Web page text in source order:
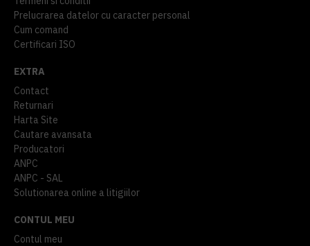
Prelucrarea datelor cu caracter personal
Cum comand
Certificari ISO
EXTRA
Contact
Returnari
Harta Site
Cautare avansata
Producatori
ANPC
ANPC - SAL
Solutionarea online a litigiilor
CONTUL MEU
Contul meu